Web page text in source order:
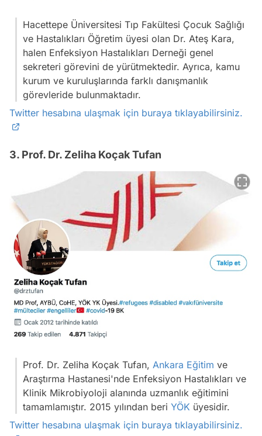
Hacettepe Üniversitesi Tıp Fakültesi Çocuk Sağlığı
ve Hastalıkları Öğretim üyesi olan Dr. Ateş Kara,
halen Enfeksiyon Hastalıkları Derneği genel
sekreteri görevini de yürütmektedir. Ayrıca, kamu
kurum ve kuruluşlarında farklı danışmanlık
görevleride bulunmaktadır.
Twitter hesabına ulaşmak için buraya tıklayabilirsiniz.
3. Prof. Dr. Zeliha Koçak Tufan
Prof. Dr. Zeliha Koçak Tufan, Ankara Eğitim ve
Araştırma Hastanesi'nde Enfeksiyon Hastalıkları ve
Klinik Mikrobiyoloji alanında uzmanlık eğitimini
tamamlamıştır. 2015 yılından beri YÖK üyesidir.
Twitter hesabına ulaşmak için buraya tıklayabilirsiniz.